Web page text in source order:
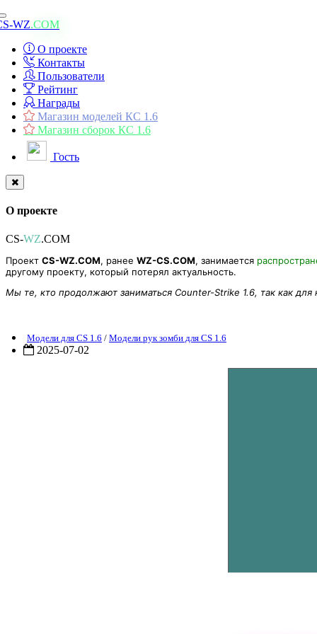
Toggle
navigation
WZ.COM
О проекте
Контакты
Пользователи
Рейтинг
Награды
Магазин моделей КС 1.6
Магазин сборок КС 1.6
Гость
О проекте
CS-WZ.COM
Проект CS-WZ.COM, ранее WZ-CS.COM, занимается
другому проекту, который потерял актуальность.
Мы те, кто продолжают заниматься Counter-Strike 1.6, так как для
Модели для CS 1.6 / Модели рук зомби для CS 1.6
2025-07-02